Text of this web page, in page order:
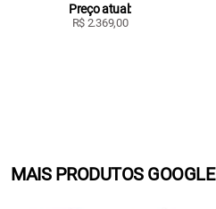
Preço atual:
R$ 2.369,00
MAIS PRODUTOS GOOGLE